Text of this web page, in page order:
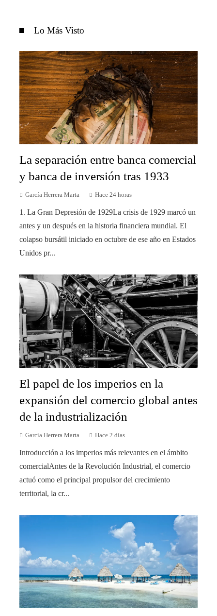
Lo Más Visto
La separación entre banca comercial
y banca de inversión tras 1933
García Herrera Marta Hace 24 horas
1. La Gran Depresión de 1929La crisis de 1929 marcó un
antes y un después en la historia financiera mundial. El
colapso bursátil iniciado en octubre de ese año en Estados
Unidos pr...
El papel de los imperios en la
expansión del comercio global antes
de la industrialización
García Herrera Marta Hace 2 días
Introducción a los imperios más relevantes en el ámbito
comercialAntes de la Revolución Industrial, el comercio
actuó como el principal propulsor del crecimiento
territorial, la cr...